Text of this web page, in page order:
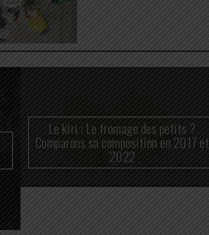
Le kiri : Le fromage des petits ?
Comparons sa composition en 2017 et
2022